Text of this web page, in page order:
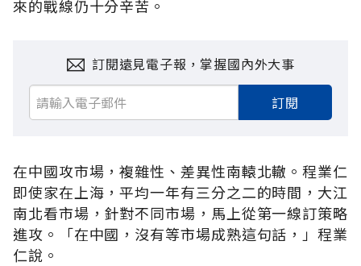
來的戰線仍十分辛苦。
訂閱遠見電子報，掌握國內外大事
訂閱
在中國攻市場，複雜性、差異性南轅北轍。程業仁
即使家在上海，平均一年有三分之二的時間，大江
南北看市場，針對不同市場，馬上從第一線訂策略
進攻。「在中國，沒有等市場成熟這句話，」程業
仁說。